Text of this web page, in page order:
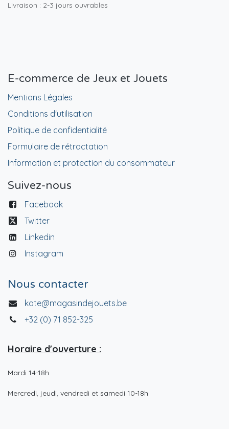
Livraison : 2-3 jours ouvrables
E-commerce de Jeux et Jouets
Mentions Légales
Conditions d'utilisation
Politique de confidentialité
Formulaire de rétractation
Information et protection du consommateur
Suivez-nous
Facebook
Twitter
Linkedin
Instagram
Nous contacter
kate@magasindejouets.be
+32 (0) 71 852-325
Horaire d'ouverture :
Mardi 14-18h
Mercredi, jeudi, vendredi et samedi 10-18h